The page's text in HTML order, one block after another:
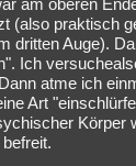
am oberen
(also praktisch
dritten Auge).
Ich
atme ich
Art
Körper